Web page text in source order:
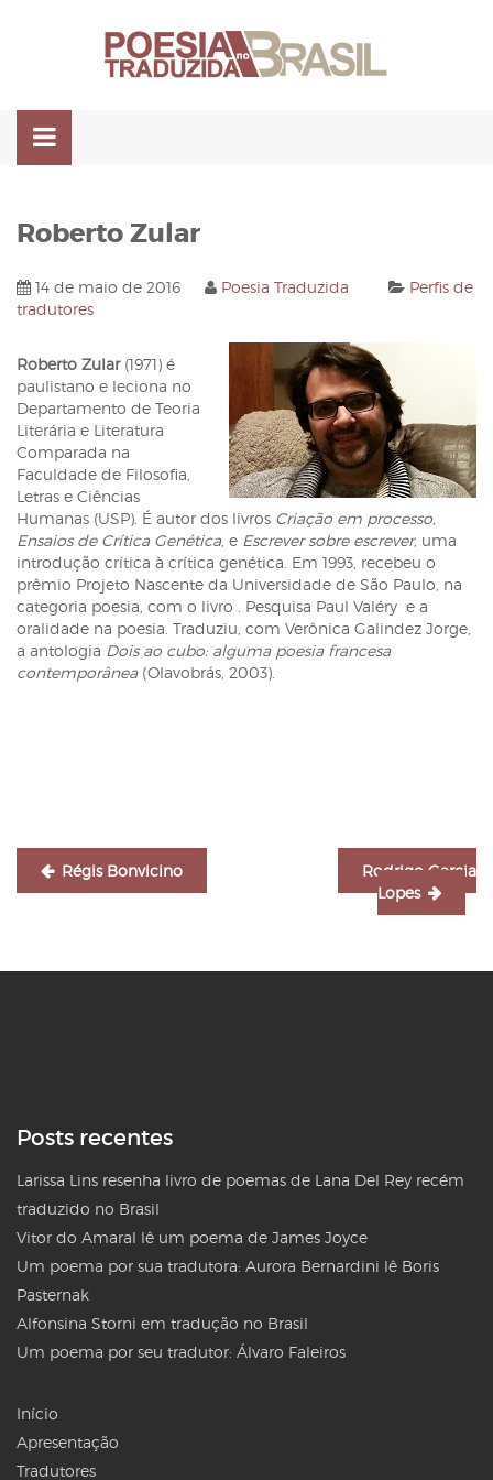
Roberto Zular
14 de maio de 2016 Poesia Traduzida
Perfis de
tradutores
Roberto Zular(1971) é
paulistano e leciona no
Departamento de Teoria
Literária e Literatura
Comparada na
Faculdade de Filosofia,
Letras e Ciências
Humanas (USP). É autor dos livros Criação em processo,
Ensaios de Crítica Genética, e Escrever sobre escrever, uma
introdução crítica à crítica genética. Em 1993, recebeu o
prêmio Projeto Nascente da Universidade de São Paulo, na
categoria poesia, com o livro . Pesquisa Paul Valéry e a
oralidade na poesia. Traduziu, com Verônica Galindez Jorge,
a antologia Dois ao cubo: alguma poesia francesa
contemporânea(Olavobrás, 2003).
Régis Bonvicino
Rodrigo Garcia
Lopes
Posts recentes
Larissa Lins resenha livro de poemas de Lana Del Rey recém
traduzido no Brasil
Vitor do Amaral lê um poema de James Joyce
Um poema por sua tradutora: Aurora Bernardini lê Boris
Pasternak
Alfonsina Storni em tradução no Brasil
Um poema por seu tradutor: Álvaro Faleiros
Início
Apresentação
Tradutores